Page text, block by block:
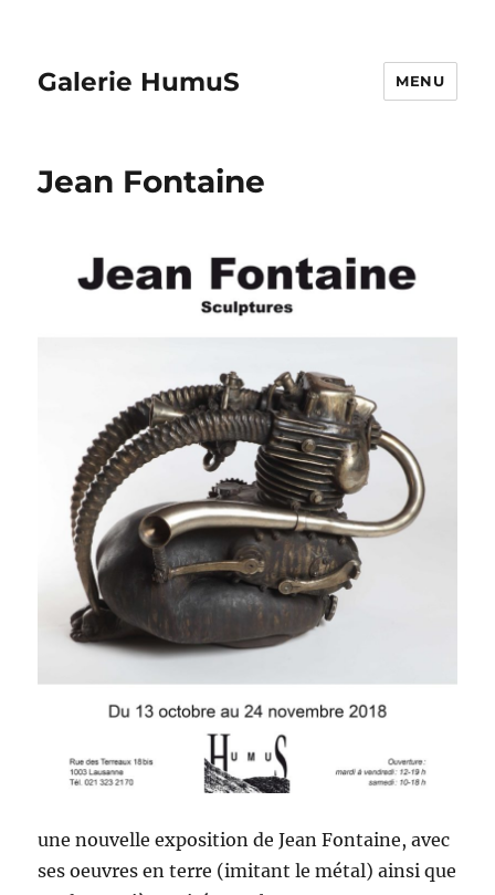
Galerie HumuS MENU
Jean Fontaine
une nou­velle expo­si­tion de Jean Fontaine, avec
ses oeu­vres en terre (imi­tant le métal) ain­si que